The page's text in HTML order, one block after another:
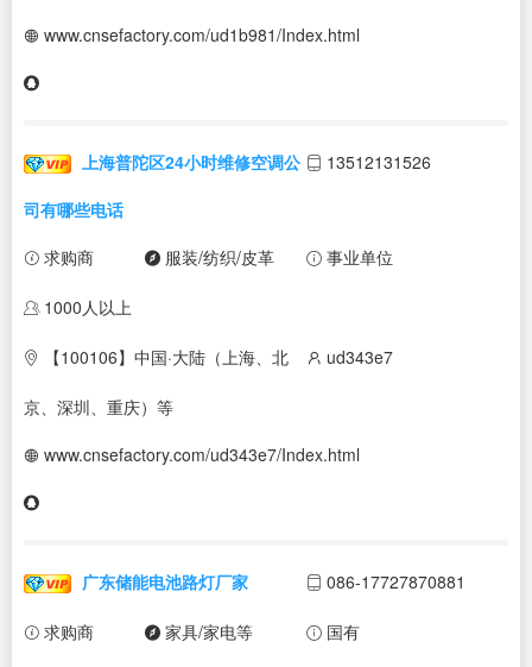
www.cnsefactory.com/ud1b981/Index.html
上海普陀区24小时维修空调公
司有哪些电话
13512131526
求购商 服装/纺织/皮革 事业单位
1000人以上
【100106】中国·大陆（上海、北
京、深圳、重庆）等
ud343e7
www.cnsefactory.com/ud343e7/Index.html
广东储能电池路灯厂家 086-17727870881
求购商 家具/家电等 国有